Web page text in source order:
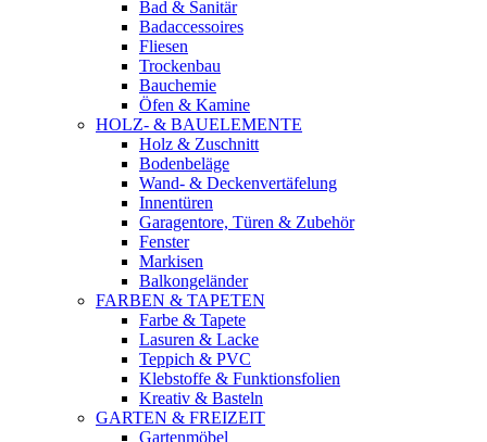
Bad & Sanitär
Badaccessoires
Fliesen
Trockenbau
Bauchemie
Öfen & Kamine
HOLZ- & BAUELEMENTE
Holz & Zuschnitt
Bodenbeläge
Wand- & Deckenvertäfelung
Innentüren
Garagentore, Türen & Zubehör
Fenster
Markisen
Balkongeländer
FARBEN & TAPETEN
Farbe & Tapete
Lasuren & Lacke
Teppich & PVC
Klebstoffe & Funktionsfolien
Kreativ & Basteln
GARTEN & FREIZEIT
Gartenmöbel